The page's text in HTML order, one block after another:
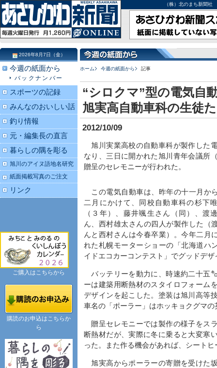
（株）北のまち新聞
ホーム 今週の紙面から 記事
“シロクマ”型の電気
旭実高自動車科の生徒
2012/10/09
旭川実業高校の自動車科が製作した
なり、三日に開かれた旭川青年会議所
贈呈のセレモニーが行われた。
この電気自動車は、昨年の十一月か
二月にかけて、同校自動車科の杉下
（３年）、藤井颯生さん（同）、渡
ん、西村雄太さんの四人が製作した（
んと西村さんは今春卒業）。今年二月
れた札幌モーターショーの「北海道ハ
イドエコカーコンテスト」でグッドデ
バッテリーを動力に、時速約二十五
ーは建築用断熱材のスタイロフォーム
デザインを起こした。塗装は旭川高等
車名の「ポーラー」はホッキョクグマ
贈呈セレモニーでは製作の様子をス
断熱材だが、実際に冬に乗ると大変寒
った。また作る機会があれば、シート
旭実高からポーラーの寄贈を受けた
2026年8月7日（金）
今週の紙面から
バックナンバー
スポーツの記録
みんなのおいしい話
釣り情報
元・編集長の直言
暮らしの隅を彫る
旭川のアイヌ語地名研究
紙面掲載写真のご注文
リンク
ご購入はこちらから
購読のお申込はこちらか
ら